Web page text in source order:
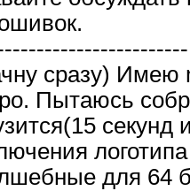
сразу) Имею
Пытаюсь
для 64